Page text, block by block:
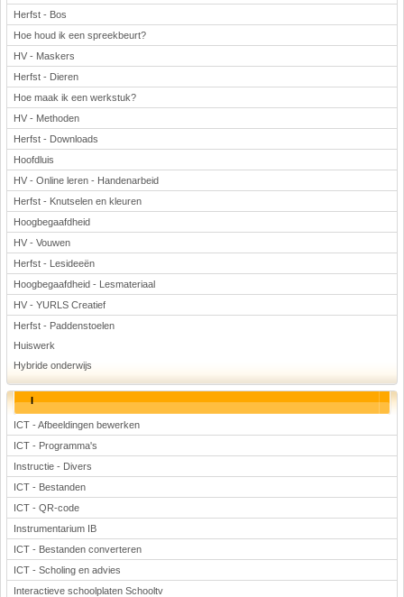
Herfst - Bos
Hoe houd ik een spreekbeurt?
HV - Maskers
Herfst - Dieren
Hoe maak ik een werkstuk?
HV - Methoden
Herfst - Downloads
Hoofdluis
HV - Online leren - Handenarbeid
Herfst - Knutselen en kleuren
Hoogbegaafdheid
HV - Vouwen
Herfst - Lesideeën
Hoogbegaafdheid - Lesmateriaal
HV - YURLS Creatief
Herfst - Paddenstoelen
Huiswerk
Hybride onderwijs
I
ICT - Afbeeldingen bewerken
ICT - Programma's
Instructie - Divers
ICT - Bestanden
ICT - QR-code
Instrumentarium IB
ICT - Bestanden converteren
ICT - Scholing en advies
Interactieve schoolplaten Schooltv